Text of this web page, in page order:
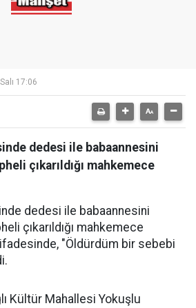
17:06
dedesi ile babaannesini
çıkarıldığı mahkemece
dedesi ile babaannesini
çıkarıldığı mahkemece
ifadesinde, "Öldürdüm bir sebebi
Kültür Mahallesi Yokuşlu